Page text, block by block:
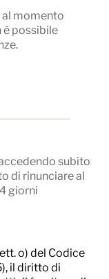
momento
è possibile
subito
di rinunciare al
giorni
o) del Codice
il diritto di